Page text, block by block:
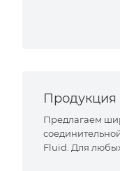
Предлагаем
Fluid. Для